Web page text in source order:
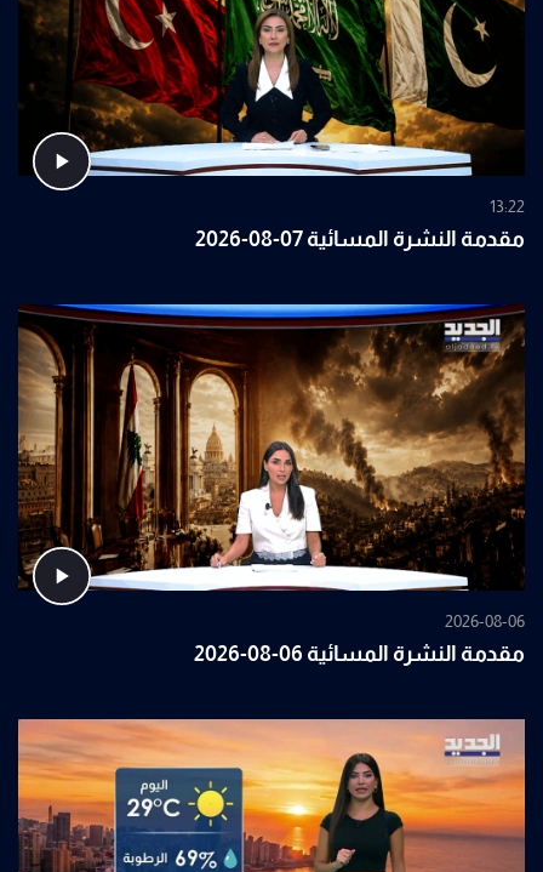
13:22
مقدمة النشرة المسائية 07-08-2026
2026-08-06
مقدمة النشرة المسائية 06-08-2026